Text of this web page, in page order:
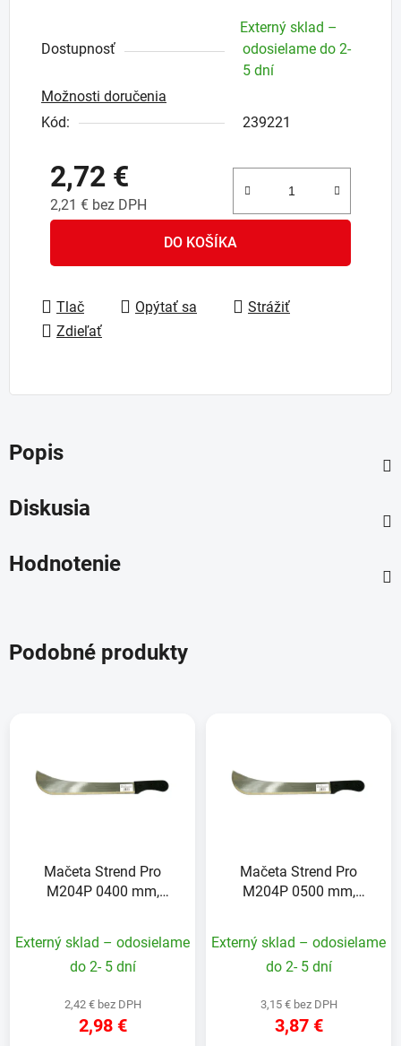
Dostupnosť
Externý sklad –
odosielame do 2-
5 dní
Možnosti doručenia
Kód:
239221
2,72 €
2,21 € bez DPH
DO KOŠÍKA
Tlač Opýtať sa
Strážiť
Zdieľať
Popis
Diskusia
Hodnotenie
Podobné produkty
Mačeta Strend Pro
M204P 0400 mm,
Externý sklad – odosielame
do 2- 5 dní
2,42 € bez DPH
2,98 €
Mačeta Strend Pro
M204P 0500 mm,
Externý sklad – odosielame
do 2- 5 dní
3,15 € bez DPH
3,87 €